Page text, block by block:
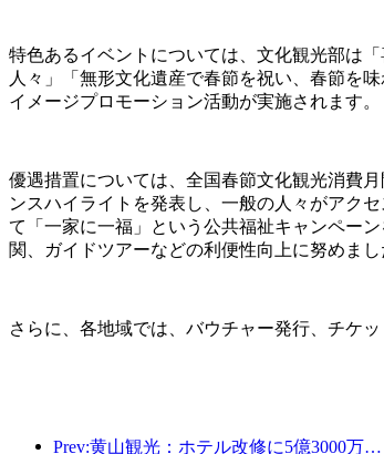
特色あるイベントについては、文化観光部は
人々」「無形文化遺産で春節を祝い、春節を
イメージプロモーション活動が実施されます。
優遇措置については、全国春節文化観光消費
ンスハイライトを発表し、一般の人々がアク
て「一家に一福」という公共福祉キャンペー
関、ガイドツアーなどの利便性向上に努めまし
さらに、各地域では、バウチャー発行、チケ
Prev:黄山観光：ホテル改修に5億3000万元を投資する計画